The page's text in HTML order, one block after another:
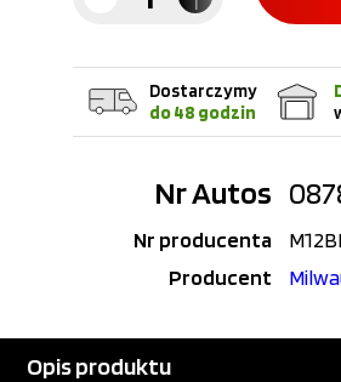
Dostarczymy
do 48 godzin
Nr Autos
Nr producenta
Producent
Opis produktu